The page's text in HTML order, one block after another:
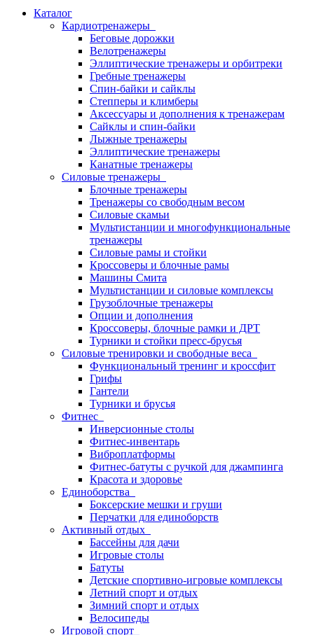
Каталог
Кардиотренажеры
Беговые дорожки
Велотренажеры
Эллиптические тренажеры и орбитреки
Гребные тренажеры
Спин-байки и сайклы
Степперы и климберы
Аксессуары и дополнения к тренажерам
Сайклы и спин-байки
Лыжные тренажеры
Эллиптические тренажеры
Канатные тренажеры
Силовые тренажеры
Блочные тренажеры
Тренажеры со свободным весом
Силовые скамьи
Мультистанции и многофункциональные
тренажеры
Силовые рамы и стойки
Кроссоверы и блочные рамы
Машины Смита
Мультистанции и силовые комплексы
Грузоблочные тренажеры
Опции и дополнения
Кроссоверы, блочные рамки и ДРТ
Турники и стойки пресс-брусья
Силовые тренировки и свободные веса
Функциональный тренинг и кроссфит
Грифы
Гантели
Турники и брусья
Фитнес
Инверсионные столы
Фитнес-инвентарь
Виброплатформы
Фитнес-батуты с ручкой для джампинга
Красота и здоровье
Единоборства
Боксерские мешки и груши
Перчатки для единоборств
Активный отдых
Бассейны для дачи
Игровые столы
Батуты
Детские спортивно-игровые комплексы
Летний спорт и отдых
Зимний спорт и отдых
Велосипеды
Игровой спорт